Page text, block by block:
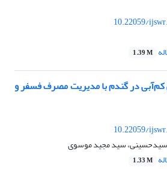
10.22059/
1.39 M
در گندم با مدیریت مصرف فسفر و‌
10.22059/
سیدحسینی، سید مجید موسوی
1.33 M